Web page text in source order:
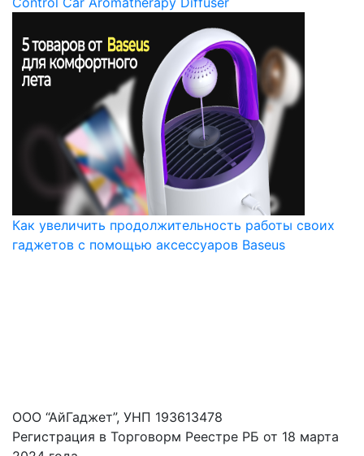
Как увеличить продолжительность работы своих
гаджетов с помощью аксессуаров Baseus
ООО “АйГаджет”, УНП 193613478
Регистрация в Торговорм Реестре РБ от 18 марта